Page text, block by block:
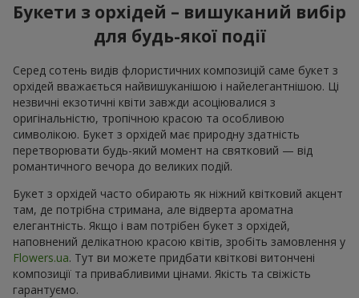
Букети з орхідей – вишуканий вибір
для будь-якої події
Серед сотень видів флористичних композицій саме букет з
орхідей вважається найвишуканішою і найелегантнішою. Ці
незвичні екзотичні квіти завжди асоціювалися з
оригінальністю, тропічною красою та особливою
символікою. Букет з орхідей має природну здатність
перетворювати будь-який момент на святковий — від
романтичного вечора до великих подій.
Букет з орхідей часто обирають як ніжний квітковий акцент
там, де потрібна стримана, але відверта ароматна
елегантність. Якщо і вам потрібен букет з орхідей,
наповнений делікатною красою квітів, зробіть замовлення у
Flowers.ua. Тут ви можете придбати квіткові витончені
композиції та привабливими цінами. Якість та свіжість
гарантуємо.